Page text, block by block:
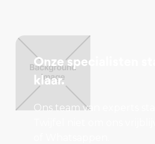
Onze specialisten
klaar.
Ons team van experts